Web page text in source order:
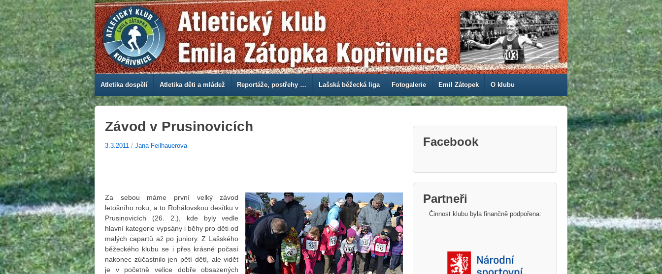
Atletika dospělí Atletika děti a mládež Reportáže, postřehy … Lašská běžecká liga Fotogalerie Emil Zátopek O klubu
Závod v Prusinovicích
3.3.2011 / Jana Feilhauerova
Za sebou máme první velký závod
letošního roku, a to Rohálovskou desítku v
Prusinovicích (26. 2.), kde byly vedle
hlavní kategorie vypsány i běhy pro děti od
malých capartů až po juniory. Z Lašského
běžeckého klubu se i přes krásné počasí
nakonec zúčastnilo jen pětí dětí, ale vidět
je v početně velice dobře obsazených
Facebook
Partneři
Činnost klubu byla finančně podpořena: